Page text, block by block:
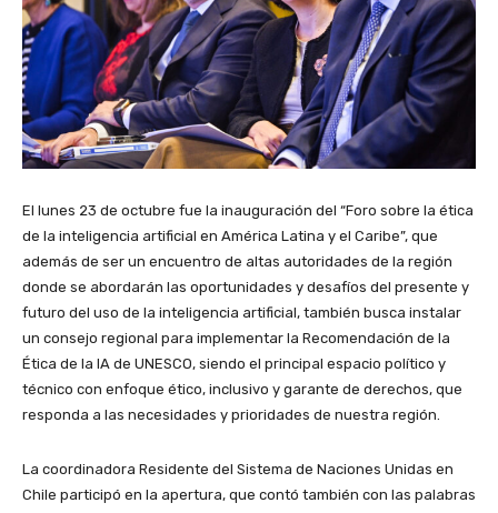
El lunes 23 de octubre fue la inauguración del “Foro sobre la ética
de la inteligencia artificial en América Latina y el Caribe”, que
además de ser un encuentro de altas autoridades de la región
donde se abordarán las oportunidades y desafíos del presente y
futuro del uso de la inteligencia artificial, también busca instalar
un consejo regional para implementar la Recomendación de la
Ética de la IA de UNESCO, siendo el principal espacio político y
técnico con enfoque ético, inclusivo y garante de derechos, que
responda a las necesidades y prioridades de nuestra región.
La coordinadora Residente del Sistema de Naciones Unidas en
Chile participó en la apertura, que contó también con las palabras